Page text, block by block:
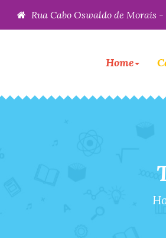
Rua Cabo Oswaldo de Morais
Home